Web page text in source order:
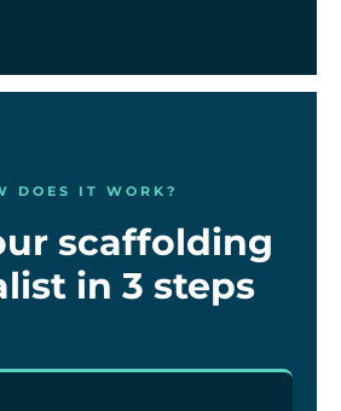
DOES IT WORK?
scaffolding
in 3 steps